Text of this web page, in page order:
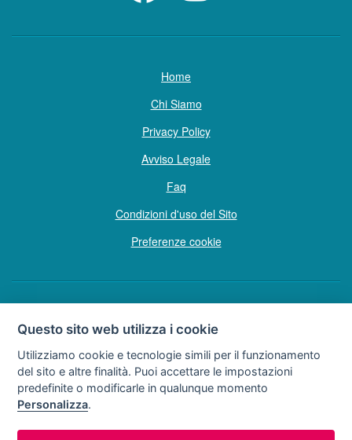
Home
Chi Siamo
Privacy Policy
Avviso Legale
Faq
Condizioni d'uso del Sito
Preferenze cookie
Copyright © Tutti i diritti sono riservati
Soggetto sottoposto a direzione e coordinamento della F.lli Dionisi S.r.L.
unipersonale
via A. Costa n° 2 - 63822 P. S. Giorgio (FM)
Questo sito web utilizza i cookie
Utilizziamo cookie e tecnologie simili per il funzionamento
del sito e altre finalità. Puoi accettare le impostazioni
predefinite o modificarle in qualunque momento
Personalizza.